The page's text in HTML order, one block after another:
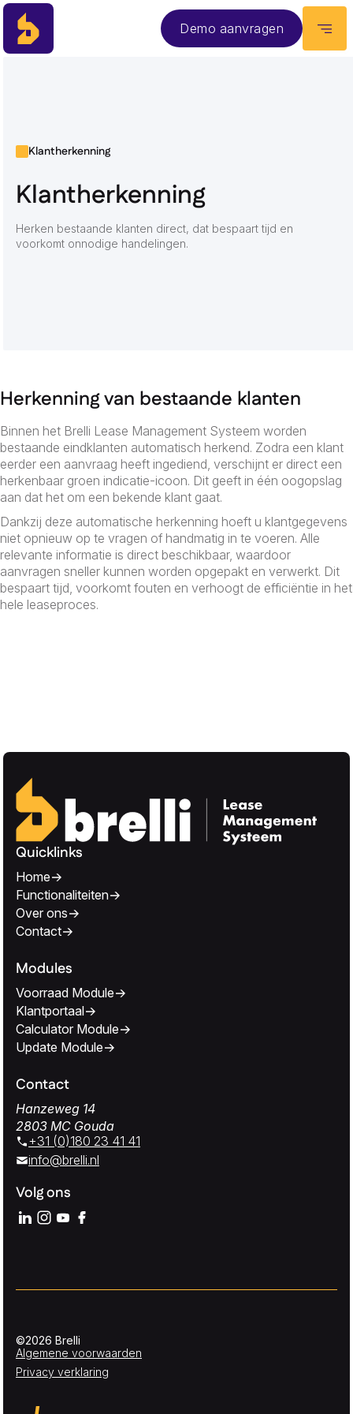
Demo aanvragen
Klantherkenning
Klantherkenning
Herken bestaande klanten direct, dat bespaart tijd en
voorkomt onnodige handelingen.
Herkenning van bestaande klanten
Binnen het Brelli Lease Management Systeem worden
bestaande eindklanten automatisch herkend. Zodra een klant
eerder een aanvraag heeft ingediend, verschijnt er direct een
herkenbaar groen indicatie-icoon. Dit geeft in één oogopslag
aan dat het om een bekende klant gaat.
Dankzij deze automatische herkenning hoeft u klantgegevens
niet opnieuw op te vragen of handmatig in te voeren. Alle
relevante informatie is direct beschikbaar, waardoor
aanvragen sneller kunnen worden opgepakt en verwerkt. Dit
bespaart tijd, voorkomt fouten en verhoogt de efficiëntie in het
hele leaseproces.
Quicklinks
Home
Functionaliteiten
Over ons
Contact
Modules
Voorraad Module
Klantportaal
Calculator Module
Update Module
Contact
Hanzeweg 14
2803 MC Gouda
+31 (0)180 23 41 41
info@brelli.nl
Volg ons
©2026 Brelli
Algemene voorwaarden
Privacy verklaring